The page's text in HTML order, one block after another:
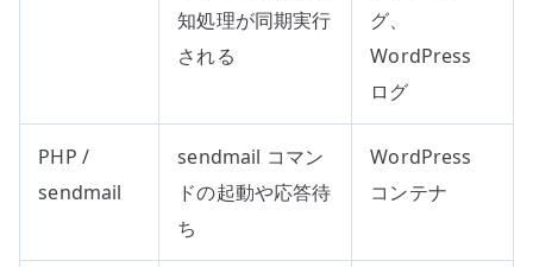
知処理が同期実行
される
グ、
WordPress
ログ
PHP /
sendmail
sendmail コマン
ドの起動や応答待
ち
WordPress
コンテナ